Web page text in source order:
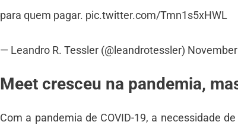
para quem pagar. pic.twitter.com/Tmn1s5xHWL
— Leandro R. Tessler (@leandrotessler) November
Meet cresceu na pandemia,
Com a pandemia de COVID-19, a necessidade